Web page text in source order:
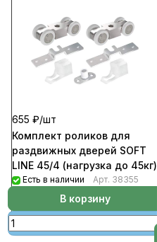
655 ₽/шт
Комплект роликов для
раздвижных дверей SOFT
LINE 45/4 (нагрузка до 45кг)
Есть в наличии Арт. 38355
В корзину